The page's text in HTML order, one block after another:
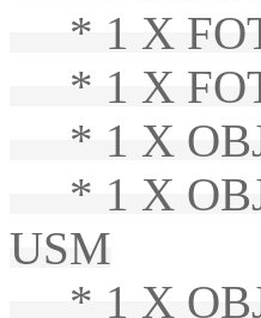
* 1 X
* 1 X
* 1 X
* 1 X
USM
* 1 X